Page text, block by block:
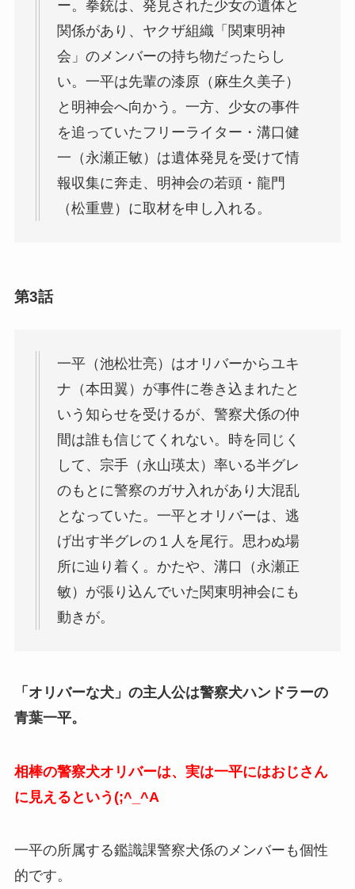
ー。拳銃は、発見された少女の遺体と
関係があり、ヤクザ組織「関東明神
会」のメンバーの持ち物だったらし
い。一平は先輩の漆原（麻生久美子）
と明神会へ向かう。一方、少女の事件
を追っていたフリーライター・溝口健
一（永瀬正敏）は遺体発見を受けて情
報収集に奔走、明神会の若頭・龍門
（松重豊）に取材を申し入れる。
第3話
一平（池松壮亮）はオリバーからユキ
ナ（本田翼）が事件に巻き込まれたと
いう知らせを受けるが、警察犬係の仲
間は誰も信じてくれない。時を同じく
して、宗手（永山瑛太）率いる半グレ
のもとに警察のガサ入れがあり大混乱
となっていた。一平とオリバーは、逃
げ出す半グレの１人を尾行。思わぬ場
所に辿り着く。かたや、溝口（永瀬正
敏）が張り込んでいた関東明神会にも
動きが。
「オリバーな犬」の主人公は警察犬ハンドラーの
青葉一平。
相棒の警察犬オリバーは、実は一平にはおじさん
に見えるという(;^_^A
一平の所属する鑑識課警察犬係のメンバーも個性
的です。